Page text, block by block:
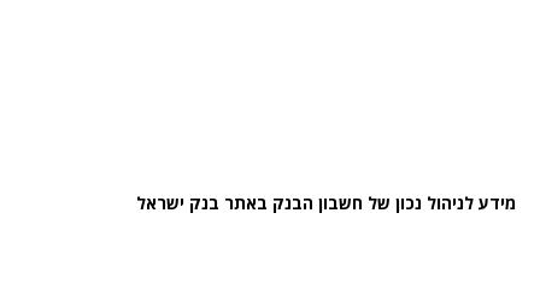
מידע לניהול נכון של חשבון הבנק באתר בנק ישראל